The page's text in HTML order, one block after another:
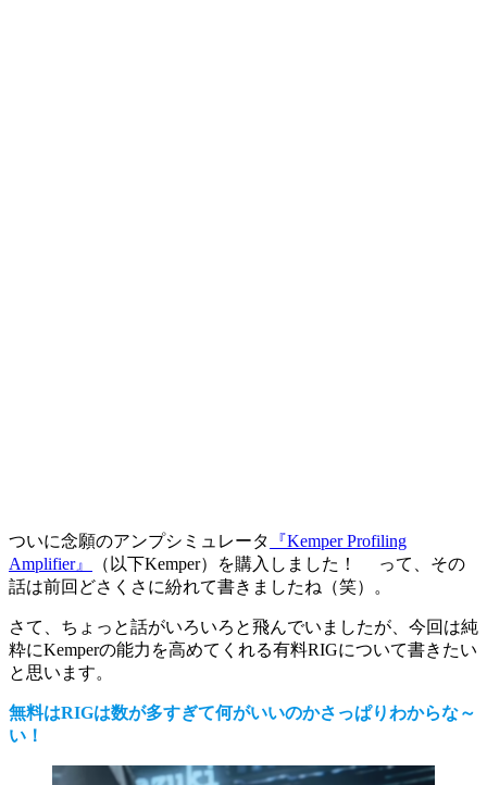
ついに念願のアンプシミュレータ
『Kemper Profiling
Amplifier』
（以下Kemper）を購入しました！ って、その
話は前回どさくさに紛れて書きましたね（笑）。
さて、ちょっと話がいろいろと飛んでいましたが、今回は純
粋にKemperの能力を高めてくれる有料RIGについて書きたい
と思います。
無料はRIGは数が多すぎて何がいいのかさっぱりわからな～
い！